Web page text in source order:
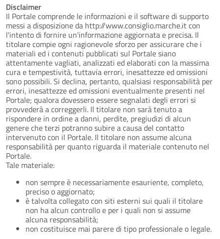
Disclaimer
Il Portale comprende le informazioni e il software di supporto
messi a disposizione da http://www.consiglio.marche.it con
l'intento di fornire un'informazione aggiornata e precisa. Il
titolare compie ogni ragionevole sforzo per assicurare che i
materiali ed i contenuti pubblicati sul Portale siano
attentamente vagliati, analizzati ed elaborati con la massima
cura e tempestività, tuttavia errori, inesattezze ed omissioni
sono possibili. Si declina, pertanto, qualsiasi responsabilità per
errori, inesattezze ed omissioni eventualmente presenti nel
Portale; qualora dovessero essere segnalati degli errori si
provvederà a correggerli. Il titolare non sarà tenuto a
rispondere in ordine a danni, perdite, pregiudizi di alcun
genere che terzi potranno subire a causa del contatto
intervenuto con il Portale. Il titolare non assume alcuna
responsabilità per quanto riguarda il materiale contenuto nel
Portale.
Tale materiale:
non sempre è necessariamente esauriente, completo,
preciso o aggiornato;
è talvolta collegato con siti esterni sui quali il titolare
non ha alcun controllo e per i quali non si assume
alcuna responsabilità;
non costituisce mai parere di tipo professionale o legale.